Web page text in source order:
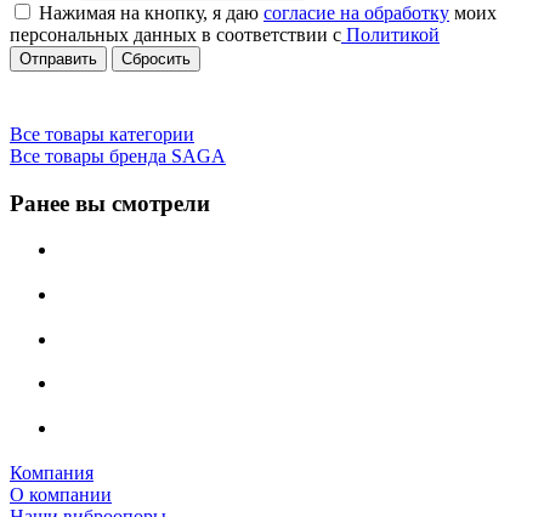
Нажимая на кнопку, я даю согласие на обработку моих
персональных данных в соответствии с Политикой
Сбросить
Все товары категории
Все товары бренда SAGA
Ранее вы смотрели
Компания
О компании